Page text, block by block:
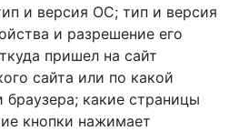
пер.
владение 2.
и версия ОС; тип и версия
и разрешение его
пришел на сайт
сайта или по какой
какие страницы
кнопки нажимает